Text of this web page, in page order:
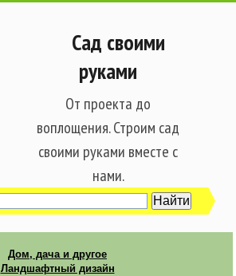
Сад своими
руками
От проекта до
воплощения. Строим сад
своими руками вместе с
нами.
Дом, дача и другое
Ландшафтный дизайн